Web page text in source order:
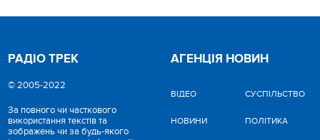
РАДІО ТРЕК
© 2005-2022
За повного чи часткового
використання текстів та
зображень чи за будь-якого
АГЕНЦІЯ НОВИН
ВІДЕО
НОВИНИ
CУСПІЛЬСТВО
ПОЛІТИКА